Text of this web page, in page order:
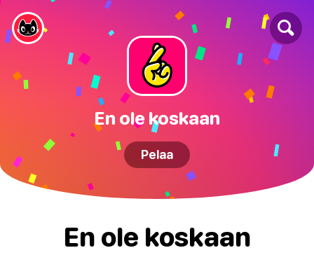
En ole koskaan
Pelaa
En ole koskaan